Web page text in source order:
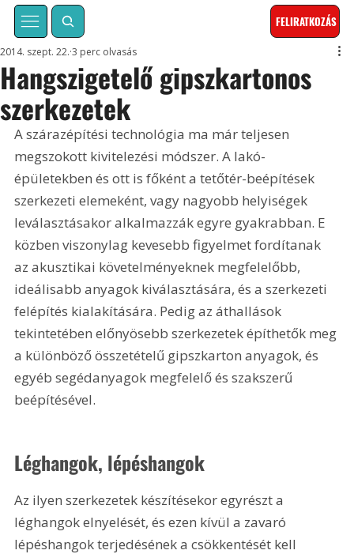
FELIRATKOZÁS
Hangszigetelő gipszkartonos
szerkezetek
2014. szept. 22. 3 perc olvasás
A szárazépítési technológia ma már teljesen
megszokott kivitelezési módszer. A lakó­
épületekben és ott is főként a tetőtér-beépítések
szerkezeti elemeként, vagy nagyobb helyiségek
leválasztásakor alkalmazzák egyre gyakrabban. E
közben viszonylag kevesebb figyelmet fordítanak
az akusztikai követelményeknek megfelelőbb,
ideálisabb anyagok kiválasztására, és a szerkezeti
felépítés kialakítására. Pedig az áthallások
tekintetében előnyösebb szerkezetek építhetők meg
a különböző összetételű gipszkarton anyagok, és
egyéb segédanyagok megfelelő és szakszerű
beépítésével.
Léghangok, lépéshangok
Az ilyen szerkezetek készítésekor egyrészt a
léghangok elnyelését, és ezen kívül a zavaró
lépéshangok terjedésének a csökkentését kell